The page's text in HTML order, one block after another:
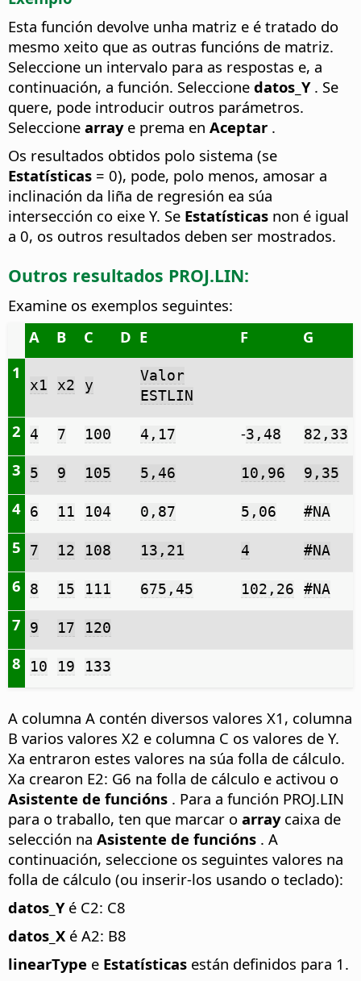
Esta función devolve unha matriz e é tratado do
mesmo xeito que as outras funcións de matriz.
Seleccione un intervalo para as respostas e, a
continuación, a función. Seleccione datos_Y . Se
quere, pode introducir outros parámetros.
Seleccione array e prema en Aceptar .
Os resultados obtidos polo sistema (se
Estatísticas = 0), pode, polo menos, amosar a
inclinación da liña de regresión ea súa
intersección co eixe Y. Se Estatísticas non é igual
a 0, os outros resultados deben ser mostrados.
Outros resultados PROJ.LIN:
Examine os exemplos seguintes:
A
B C D E F
G
1
x1 x2 y
Valor
ESTLIN
2 4 7 100 4,17 -3,48 82,33
3 5 9 105 5,46 10,96 9,35
4 6 11 104 0,87 5,06 #NA
5 7 12 108 13,21 4 #NA
6 8 15 111 675,45 102,26 #NA
7 9 17 120
8 10 19 133
A columna A contén diversos valores X1, columna
B varios valores X2 e columna C os valores de Y.
Xa entraron estes valores na súa folla de cálculo.
Xa crearon E2: G6 na folla de cálculo e activou o
Asistente de funcións . Para a función PROJ.LIN
para o traballo, ten que marcar o array caixa de
selección na Asistente de funcións . A
continuación, seleccione os seguintes valores na
folla de cálculo (ou inserir-los usando o teclado):
datos_Y é C2: C8
datos_X é A2: B8
linearType e Estatísticas están definidos para 1.